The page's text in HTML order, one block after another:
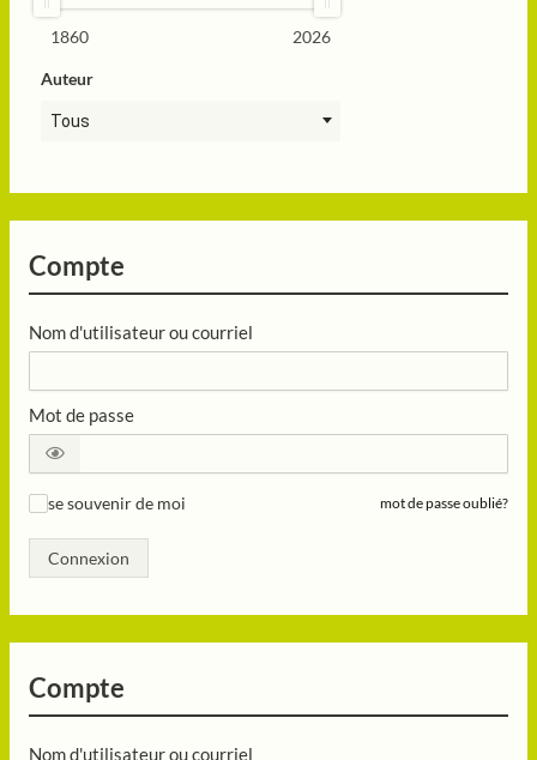
1860 2026
Auteur
Tous
Compte
Nom d'utilisateur ou courriel
Mot de passe
se souvenir de moi mot de passe oublié?
Connexion
Compte
Nom d'utilisateur ou courriel